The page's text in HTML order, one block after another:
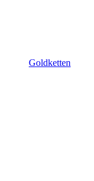
Goldketten